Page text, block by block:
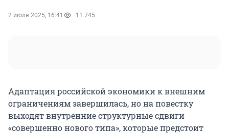
2 июля 2025, 16:41 11 745
Адаптация российской экономики к внешним
ограничениям завершилась, но на повестку
выходят внутренние структурные сдвиги
«совершенно нового типа», которые предстоит